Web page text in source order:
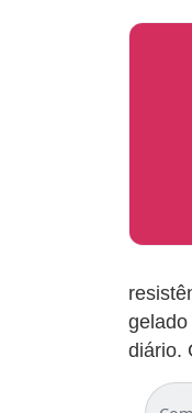
diário.